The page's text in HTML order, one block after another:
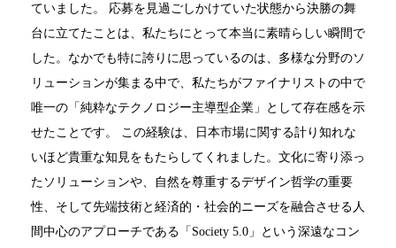
ていました。 応募を見過ごしかけていた状態から決勝の舞
台に立てたことは、私たちにとって本当に素晴らしい瞬間で
した。なかでも特に誇りに思っているのは、多様な分野のソ
リューションが集まる中で、私たちがファイナリストの中で
唯一の「純粋なテクノロジー主導型企業」として存在感を示
せたことです。 この経験は、日本市場に関する計り知れな
いほど貴重な知見をもたらしてくれました。文化に寄り添っ
たソリューションや、自然を尊重するデザイン哲学の重要
性、そして先端技術と経済的・社会的ニーズを融合させる人
間中心のアプローチである「Society 5.0」という深遠なコン